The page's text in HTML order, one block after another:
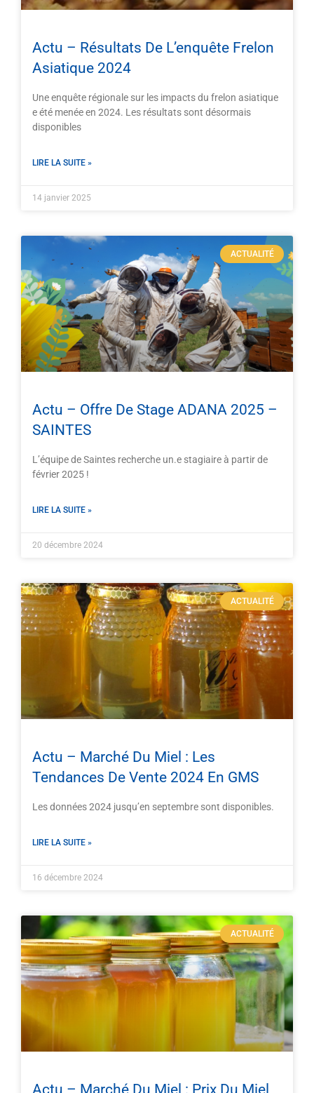
Actu – Résultats De L’enquête Frelon
Asiatique 2024
Une enquête régionale sur les impacts du frelon asiatique
e été menée en 2024. Les résultats sont désormais
disponibles
LIRE LA SUITE »
14 janvier 2025
ACTUALITÉ
Actu – Offre De Stage ADANA 2025 –
SAINTES
L’équipe de Saintes recherche un.e stagiaire à partir de
février 2025 !
LIRE LA SUITE »
20 décembre 2024
ACTUALITÉ
Actu – Marché Du Miel : Les
Tendances De Vente 2024 En GMS
Les données 2024 jusqu’en septembre sont disponibles.
LIRE LA SUITE »
16 décembre 2024
ACTUALITÉ
Actu – Marché Du Miel : Prix Du Miel